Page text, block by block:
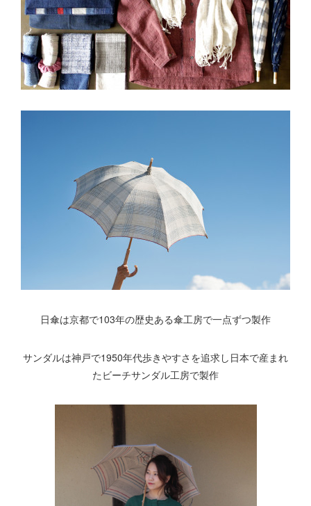
日傘は京都で103年の歴史ある傘工房で一点ずつ製作
サンダルは神戸で1950年代歩きやすさを追求し日本で産まれ
たビーチサンダル工房で製作